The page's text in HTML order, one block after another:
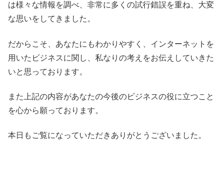
は様々な情報を調べ、非常に多くの試行錯誤を重ね、大変
な思いをしてきました。
だからこそ、あなたにもわかりやすく、インターネットを
用いたビジネスに関し、私なりの考えをお伝えしていきた
いと思っております。
また上記の内容があなたの今後のビジネスの役に立つこと
を心から願っております。
本日もご覧になっていただきありがとうございました。